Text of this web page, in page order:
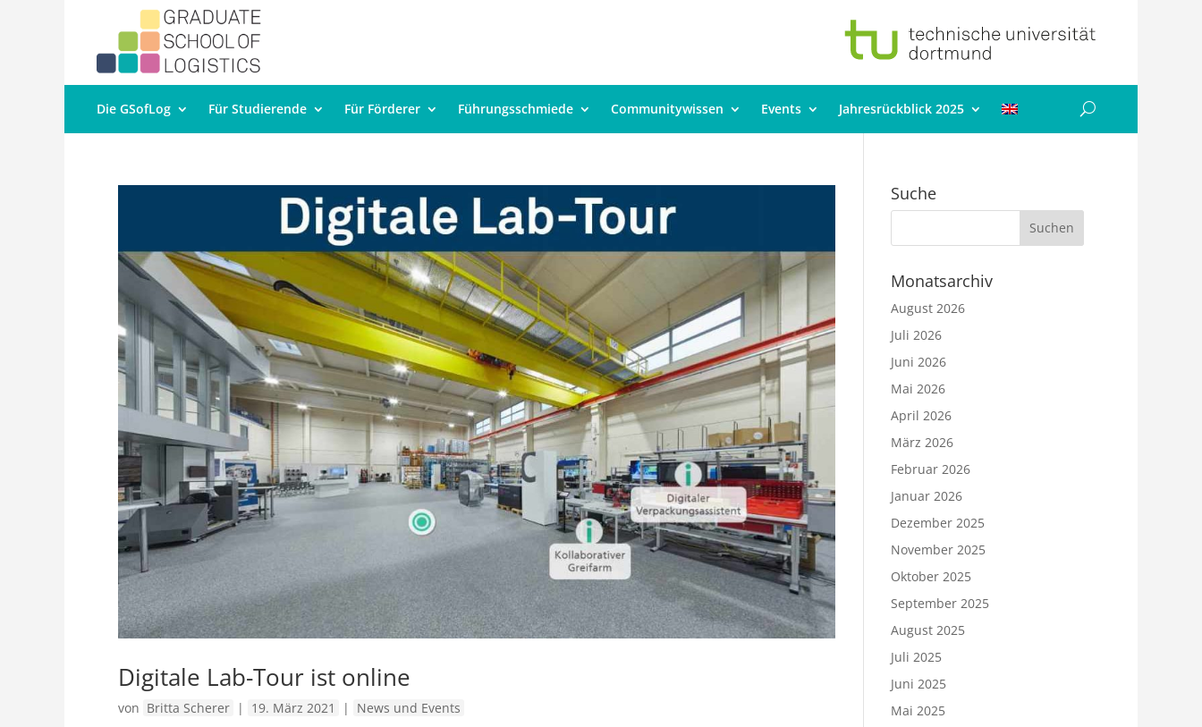
Die GSofLog Für Studierende Für Förderer Führungsschmiede Communitywissen Events Jahresrückblick 2025
Digitale Lab-Tour ist online
von Britta Scherer | 19. März 2021 | News und Events
Suche
Monatsarchiv
August 2026
Juli 2026
Juni 2026
Mai 2026
April 2026
März 2026
Februar 2026
Januar 2026
Dezember 2025
November 2025
Oktober 2025
September 2025
August 2025
Juli 2025
Juni 2025
Mai 2025